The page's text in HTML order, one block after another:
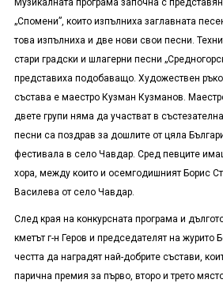
Музикалната програма започна с
„Спомени”, които изпълниха заглавната
това изпълниха и две нови свои песни.
стари градски и шлагерни песни
представиха подобаващо. Художествен
състава е маестро Кузман Кузманов.
двете групи няма да участват в
песни са поздрав за дошлите от цяла
фестивала в село Чавдар. Сред певците
хора, между които и осемгодишният Борис
Василева от село Чавдар.
След края на конкурсната програма и
кметът г-н Геров и председателят на
честта да наградят най-добрите състави,
парична премия за първо, второ и трето